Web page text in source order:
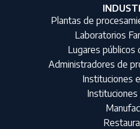
Plantas de
Laboratorios
Lugares públicos
Administradores de
Instituciones
Instituciones